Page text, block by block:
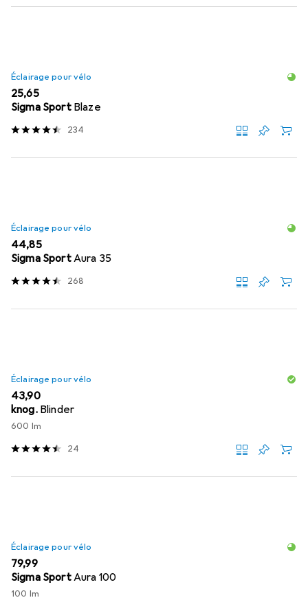
Éclairage pour vélo
EUR
25,65
Sigma Sport Blaze
234
Éclairage pour vélo
EUR
44,85
Sigma SportAura 35
268
Éclairage pour vélo
EUR
43,90
knog. Blinder
600 lm
24
Éclairage pour vélo
EUR
79,99
Sigma SportAura 100
100 lm